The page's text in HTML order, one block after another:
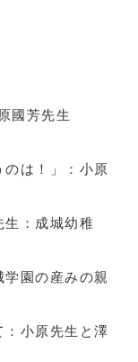
國芳先生
は！」：小原
：成城幼稚
園の産みの親
小原先生と澤